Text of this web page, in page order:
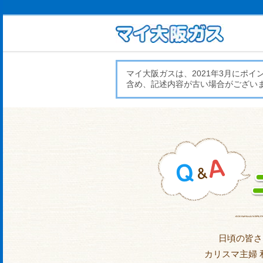
マイ大阪ガスは、2021年3月にポイ
含め、記述内容が古い場合がござい
日頃の皆
カリスマ主婦